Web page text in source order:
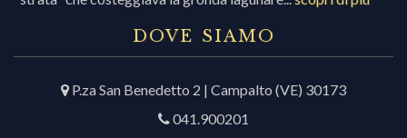
DOVE SIAMO
P.za San Benedetto 2 | Campalto (VE) 30173
041.900201